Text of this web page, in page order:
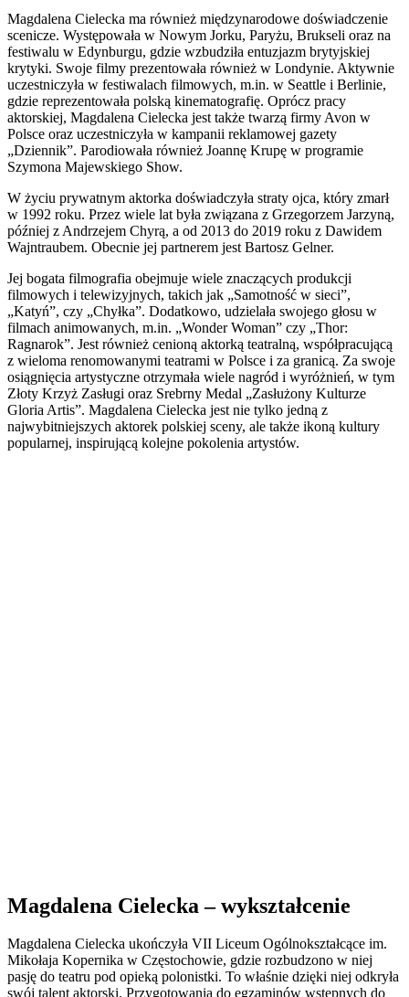
Magdalena Cielecka ma również międzynarodowe doświadczenie
scenicze. Występowała w Nowym Jorku, Paryżu, Brukseli oraz na
festiwalu w Edynburgu, gdzie wzbudziła entuzjazm brytyjskiej
krytyki. Swoje filmy prezentowała również w Londynie. Aktywnie
uczestniczyła w festiwalach filmowych, m.in. w Seattle i Berlinie,
gdzie reprezentowała polską kinematografię. Oprócz pracy
aktorskiej, Magdalena Cielecka jest także twarzą firmy Avon w
Polsce oraz uczestniczyła w kampanii reklamowej gazety
„Dziennik”. Parodiowała również Joannę Krupę w programie
Szymona Majewskiego Show.
W życiu prywatnym aktorka doświadczyła straty ojca, który zmarł
w 1992 roku. Przez wiele lat była związana z Grzegorzem Jarzyną,
później z Andrzejem Chyrą, a od 2013 do 2019 roku z Dawidem
Wajntraubem. Obecnie jej partnerem jest Bartosz Gelner.
Jej bogata filmografia obejmuje wiele znaczących produkcji
filmowych i telewizyjnych, takich jak „Samotność w sieci”,
„Katyń”, czy „Chyłka”. Dodatkowo, udzielała swojego głosu w
filmach animowanych, m.in. „Wonder Woman” czy „Thor:
Ragnarok”. Jest również cenioną aktorką teatralną, współpracującą
z wieloma renomowanymi teatrami w Polsce i za granicą. Za swoje
osiągnięcia artystyczne otrzymała wiele nagród i wyróżnień, w tym
Złoty Krzyż Zasługi oraz Srebrny Medal „Zasłużony Kulturze
Gloria Artis”. Magdalena Cielecka jest nie tylko jedną z
najwybitniejszych aktorek polskiej sceny, ale także ikoną kultury
popularnej, inspirującą kolejne pokolenia artystów.
Magdalena Cielecka – wykształcenie
Magdalena Cielecka ukończyła VII Liceum Ogólnokształcące im.
Mikołaja Kopernika w Częstochowie, gdzie rozbudzono w niej
pasję do teatru pod opieką polonistki. To właśnie dzięki niej odkryła
swój talent aktorski. Przygotowania do egzaminów wstępnych do